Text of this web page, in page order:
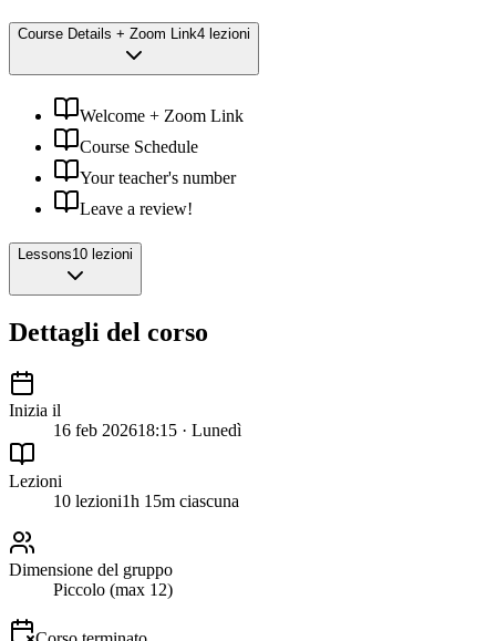
Course Details + Zoom Link4 lezioni
Welcome + Zoom Link
Course Schedule
Your teacher's number
Leave a review!
Lessons10 lezioni
Dettagli del corso
Inizia il
16 feb 202618:15 · Lunedì
Lezioni
10 lezioni1h 15m ciascuna
Dimensione del gruppo
Piccolo (max 12)